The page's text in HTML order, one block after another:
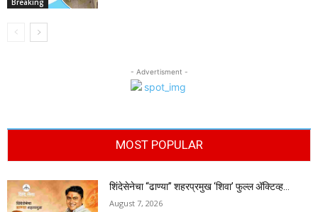
- Advertisment -
MOST POPULAR
शिंदेसेनेचा “ढाण्या” शहरप्रमुख ‘शिवा’ फुल्ल ॲक्टिव्ह…
August 7, 2026